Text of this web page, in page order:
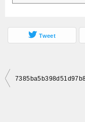
ラ
Tweet
投